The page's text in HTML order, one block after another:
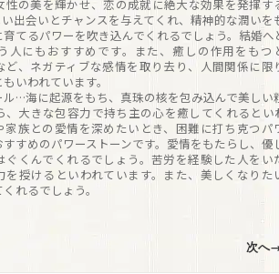
性の美を輝かせ、恋の成就に絶大な効果を発揮す
出会いとチャンスを与えてくれ、精神的な潤いを
てるパワーを吹き込んでくれるでしょう。結婚へ
人にもおすすめです。また、癒しの作用をもつ
ど、ネガティブな感情を取り去り、人間関係に限
いわれています。
…海に起源をもち、真珠の核を包み込んで美しい
、大きな包容力で持ち主の心を癒してくれるとい
家族との愛情を深めたいとき、困難に打ち克つパ
すめのパワーストーンです。愛情をもたらし、優
ぐくんでくれるでしょう。苦労を経験した人をい
を授けるといわれています。また、美しくなりた
れるでしょう。
次へ